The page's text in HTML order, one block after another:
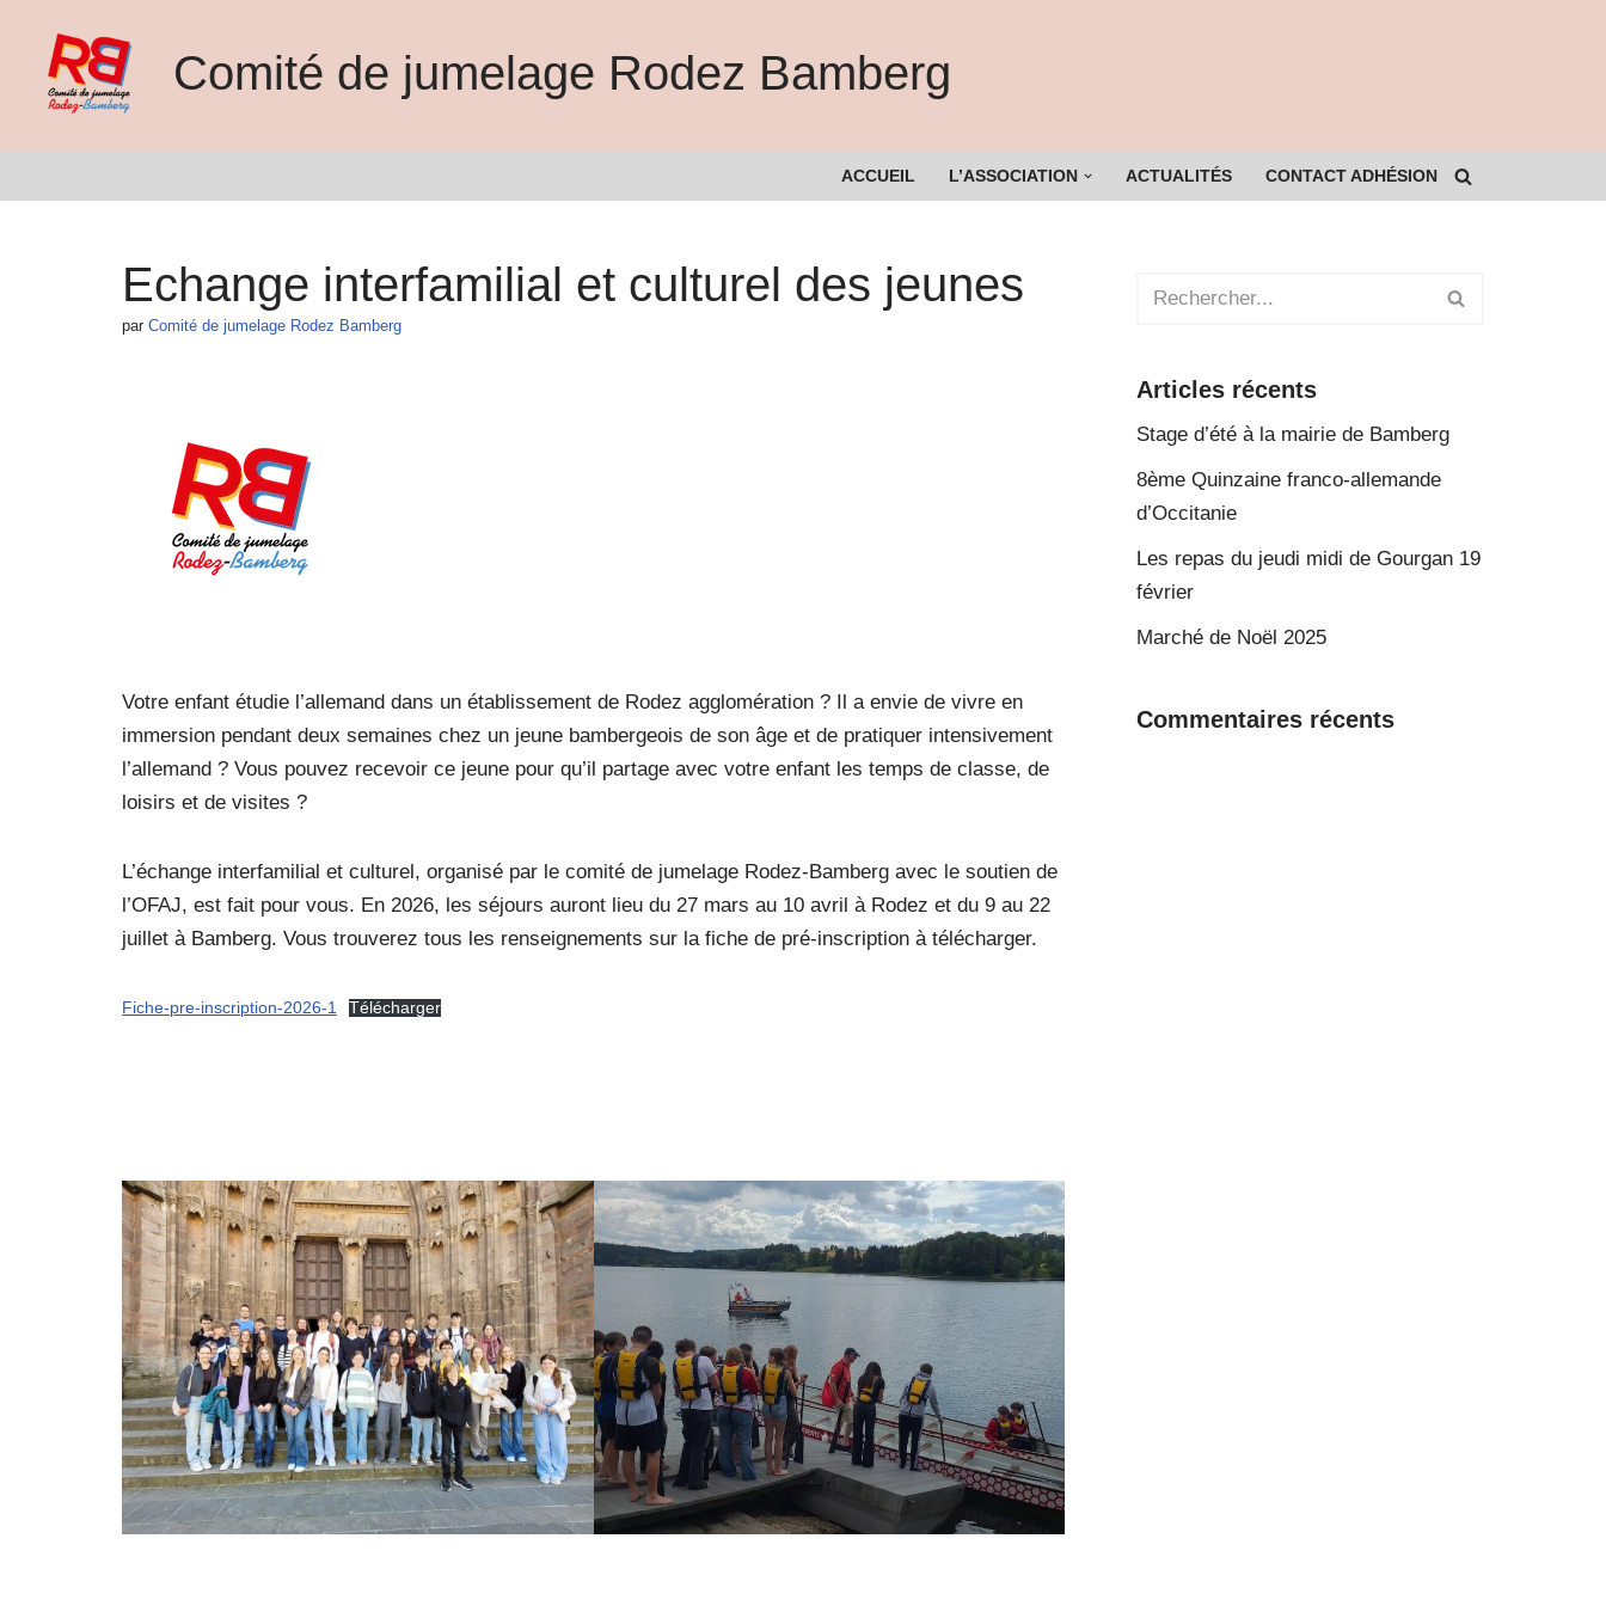
Aller
Comité de jumelage Rodez Bamberg
ACCUEIL L’ASSOCIATION ACTUALITÉS CONTACT ADHÉSION
Echange interfamilial et culturel des jeunes
par Comité de jumelage Rodez Bamberg
Votre enfant étudie l’allemand dans un établissement de Rodez agglomération ? Il a envie de vivre en
immersion pendant deux semaines chez un jeune bambergeois de son âge et de pratiquer intensivement
l’allemand ? Vous pouvez recevoir ce jeune pour qu’il partage avec votre enfant les temps de classe, de
loisirs et de visites ?
L’échange interfamilial et culturel, organisé par le comité de jumelage Rodez-Bamberg avec le soutien de
l’OFAJ, est fait pour vous. En 2026, les séjours auront lieu du 27 mars au 10 avril à Rodez et du 9 au 22
juillet à Bamberg. Vous trouverez tous les renseignements sur la fiche de pré-inscription à télécharger.
Fiche-pre-inscription-2026-1 Télécharger
Articles récents
Stage d’été à la mairie de Bamberg
8ème Quinzaine franco-allemande
d’Occitanie
Les repas du jeudi midi de Gourgan 19
février
Marché de Noël 2025
Commentaires récents